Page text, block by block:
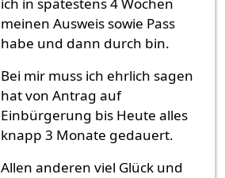
ich in spätestens 4 Wochen
meinen Ausweis sowie Pass
habe und dann durch bin.
Bei mir muss ich ehrlich sagen
hat von Antrag auf
Einbürgerung bis Heute alles
knapp 3 Monate gedauert.
Allen anderen viel Glück und